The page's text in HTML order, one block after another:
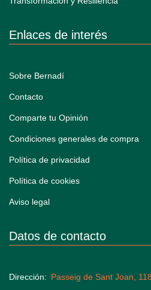
Enlaces de interés
Sobre Bernadí
Contacto
Comparte tu Opinión
Condiciones generales de compra
Política de privacidad
Política de cookies
Aviso legal
Datos de contacto
Dirección Passeig de Sant Joan,